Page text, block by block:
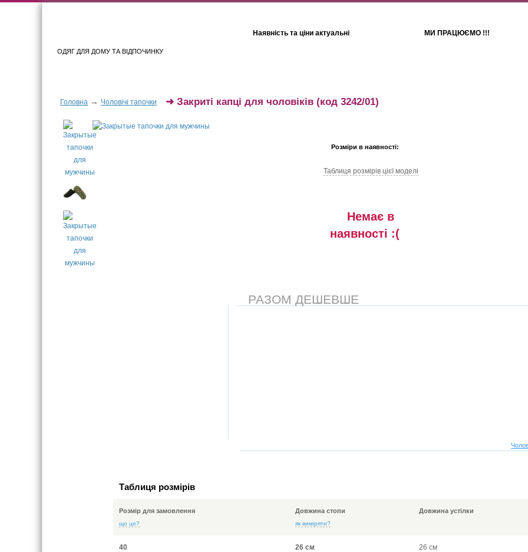
ОДЯГ ДЛЯ ДОМУ ТА ВІДПОЧИНКУ
Наявність та ціни актуальні МИ ПРАЦЮЄМО !!!
Головна → Чоловічі тапочки ➜ Закриті капці для чоловіків (код 3242/01)
Розміри в наявності:
Таблиця розмiрiв цiєї моделi
Немає в
наявностi :(
РАЗОМ ДЕШЕВШЕ
Таблиця розмірів
Розмір для замовлення
що це?
Довжина стопи
як виміряти?
Довжина устілки
40 26 см 26 см